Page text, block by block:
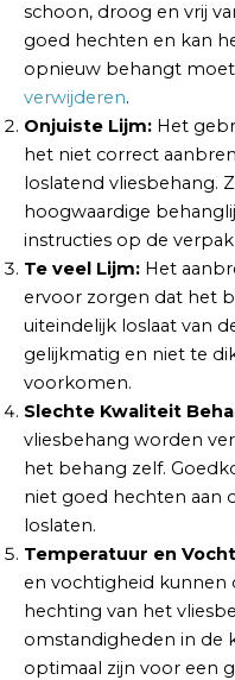
schoon, droog en vrij
goed hechten en kan
opnieuw behangt
verwijderen.
Onjuiste Lijm: Het
het niet correct
loslatend vliesbehang.
hoogwaardige
instructies op de
Te veel Lijm: Het
ervoor zorgen dat het
uiteindelijk loslaat van
gelijkmatig en niet te
voorkomen.
Slechte Kwaliteit
vliesbehang worden
het behang zelf.
niet goed hechten aan
loslaten.
Temperatuur en
en vochtigheid
hechting van het
omstandigheden in de
optimaal zijn voor een